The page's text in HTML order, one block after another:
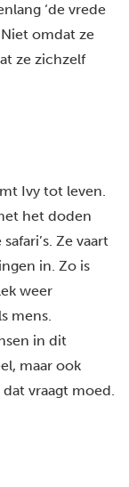
‘de vrede
omdat ze
ze zichzelf
Ivy tot leven.
het doden
Ze vaart
in. Zo is
weer
mens.
in dit
maar ook
vraagt moed.